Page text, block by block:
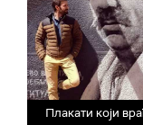
Плакати који